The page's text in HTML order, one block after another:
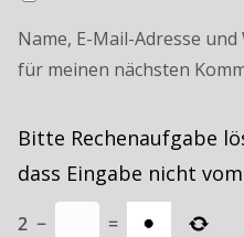
Name, E-Mail-Adresse
für meinen nächsten
Bitte Rechenaufgabe
dass Eingabe nicht
2 − =